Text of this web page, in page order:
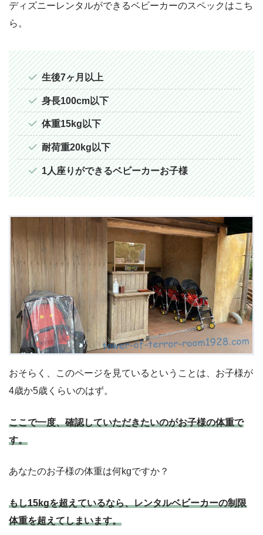
ディズニーレンタルができるベビーカーのスペックはこち
ら。
生後7ヶ月以上
身長100cm以下
体重15kg以下
耐荷重20kg以下
1人座りができるベビーカーお子様
おそらく、このページを見ているということは、お子様が
4歳か5歳くらいのはず。
ここで一度、確認していただきたいのがお子様の体重で
す。
あなたのお子様の体重は何kgですか？
もし15kgを超えているなら、レンタルベビーカーの制限
体重を超えてしまいます。